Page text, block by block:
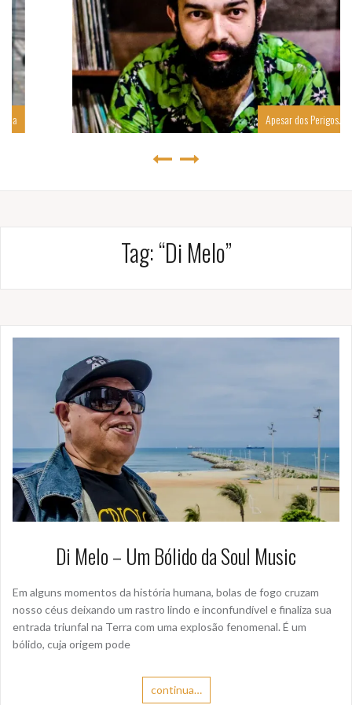
Apesar dos Perigos…
Tag:“Di Melo”
Di Melo – Um Bólido da Soul Music
Em alguns momentos da história humana, bolas de fogo cruzam
nosso céus deixando um rastro lindo e inconfundível e finaliza sua
entrada triunfal na Terra com uma explosão fenomenal. É um
bólido, cuja origem pode
continua…